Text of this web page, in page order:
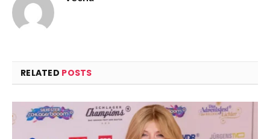
RELATED POSTS